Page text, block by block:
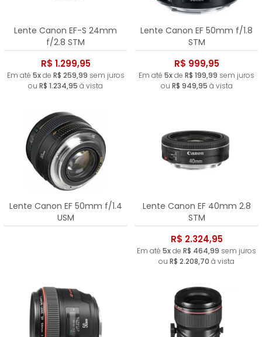
Lente Canon EF-S 24mm
f/2.8 STM
R$ 1.299,95
Em até 5xde R$ 259,99 sem juros
ou R$ 1.234,95 à vista
Lente Canon EF 50mm f/1.8
STM
R$ 999,95
Em até 5xde R$ 199,99 sem juros
ou R$ 949,95 à vista
Lente Canon EF 50mm f/1.4
USM
Lente Canon EF 40mm 2.8
STM
R$ 2.324,95
Em até 5xde R$ 464,99 sem juros
ou R$ 2.208,70 à vista